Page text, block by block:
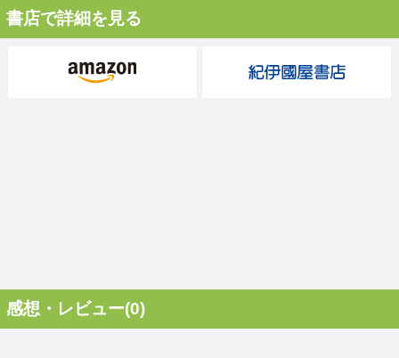
書店で詳細を見る
感想・レビュー(0)